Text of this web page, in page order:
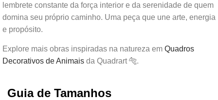
lembrete constante da força interior e da serenidade de quem
domina seu próprio caminho. Uma peça que une arte, energia
e propósito.
Explore mais obras inspiradas na natureza em Quadros
Decorativos de Animais da Quadrart 🐅.
Guia de Tamanhos